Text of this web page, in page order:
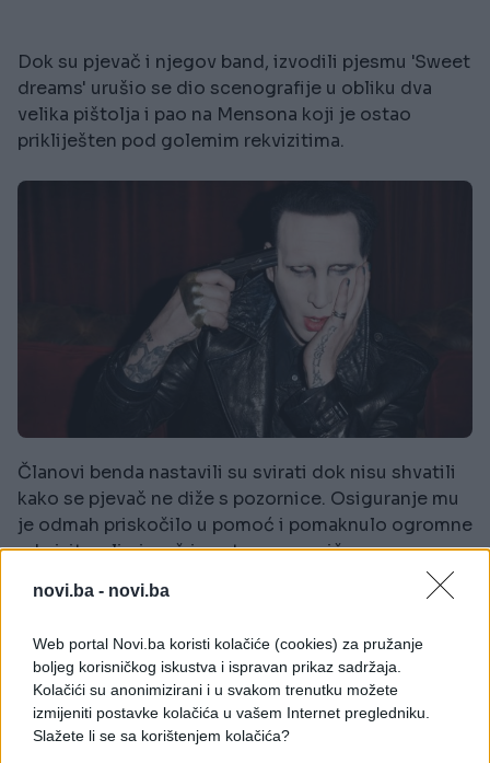
novi.ba - novi.ba
Web portal Novi.ba koristi kolačiće (cookies) za pružanje
boljeg korisničkog iskustva i ispravan prikaz sadržaja.
Kolačići su anonimizirani i u svakom trenutku možete
izmijeniti postavke kolačića u vašem Internet pregledniku.
Slažete li se sa korištenjem kolačića?
Dok su pjevač i njegov band, izvodili pjesmu 'Sweet
dreams' urušio se dio scenografije u obliku dva
velika pištolja i pao na Mensona koji je ostao
prikliješten pod golemim rekvizitima.
Članovi benda nastavili su svirati dok nisu shvatili
kako se pjevač ne diže s pozornice. Osiguranje mu
je odmah priskočilo u pomoć i pomaknulo ogromne
rekvizite, ali pjevač je ostao nepomičan na
pozornici dok ga na nosilima nisu iznijeli i odvezli u
bolnicu.
Mensonov glasnogovornik potvrdio je kako je
pjevač u bolnici, ali nije rekao koliko je teško
povrijeđen.